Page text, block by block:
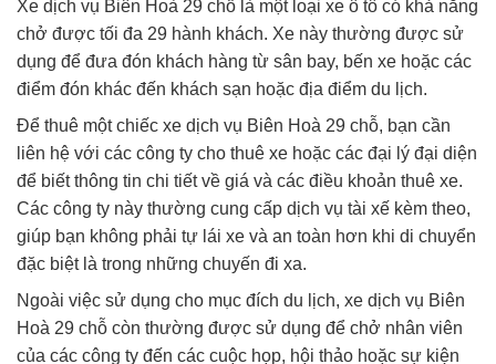
Xe dịch vụ Biên Hoà 29 chỗ là một loại xe ô tô có khả năng
chở được tối đa 29 hành khách. Xe này thường được sử
dụng để đưa đón khách hàng từ sân bay, bến xe hoặc các
điểm đón khác đến khách sạn hoặc địa điểm du lịch.
Để thuê một chiếc xe dịch vụ Biên Hoà 29 chỗ, bạn cần
liên hệ với các công ty cho thuê xe hoặc các đại lý đại diện
để biết thông tin chi tiết về giá và các điều khoản thuê xe.
Các công ty này thường cung cấp dịch vụ tài xế kèm theo,
giúp bạn không phải tự lái xe và an toàn hơn khi di chuyển
đặc biệt là trong những chuyến đi xa.
Ngoài việc sử dụng cho mục đích du lịch, xe dịch vụ Biên
Hoà 29 chỗ còn thường được sử dụng để chở nhân viên
của các công ty đến các cuộc họp, hội thảo hoặc sự kiện